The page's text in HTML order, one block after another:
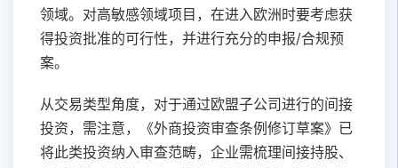
领域。对高敏感领域项目，在进入欧洲时要考虑获
得投资批准的可行性，并进行充分的申报/合规预
案。
从交易类型角度，对于通过欧盟子公司进行的间接
投资，需注意，《外商投资审查条例修订草案》已
将此类投资纳入审查范畴，企业需梳理间接持股、